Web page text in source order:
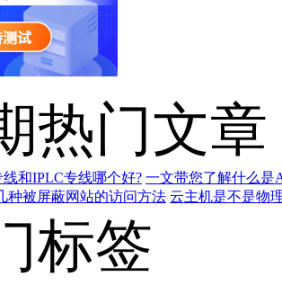
热门文章
和IPLC专线哪个好? 一文带您了解什么是
种被屏蔽网站的访问方法 云主机是不是物
标签